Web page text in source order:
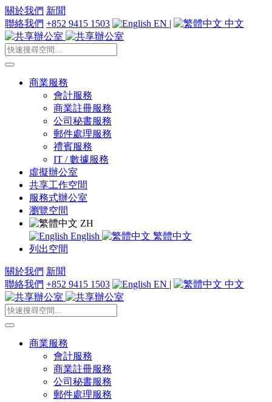
關於我們 新聞
聯絡我們 +852 9415 1503 EN | 中文
商業服務
會計服務
商業註冊服務
公司秘書服務
郵件處理服務
禮賓服務
IT / 數據服務
虛擬辦公室
共享工作空間
服務式辦公室
瀏覽空間
ZH
English
繁體中文
列出空間
關於我們 新聞
聯絡我們 +852 9415 1503 EN | 中文
商業服務
會計服務
商業註冊服務
公司秘書服務
郵件處理服務